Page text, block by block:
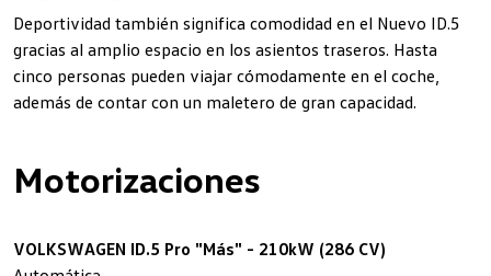
Deportividad también significa comodidad en el Nuevo ID.5
gracias al amplio espacio en los asientos traseros. Hasta
cinco personas pueden viajar cómodamente en el coche,
además de contar con un maletero de gran capacidad.
Motorizaciones
VOLKSWAGEN ID.5 Pro "Más" - 210kW (286 CV)